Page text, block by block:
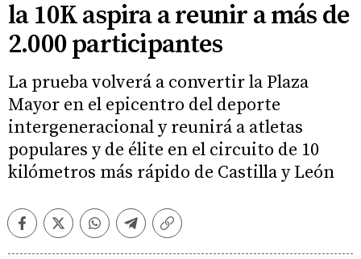
la 10K aspira a reunir a más de
2.000 participantes
La prueba volverá a convertir la Plaza
Mayor en el epicentro del deporte
intergeneracional y reunirá a atletas
populares y de élite en el circuito de 10
kilómetros más rápido de Castilla y León
FacebookTwitterWhatsappTelegramCopiar